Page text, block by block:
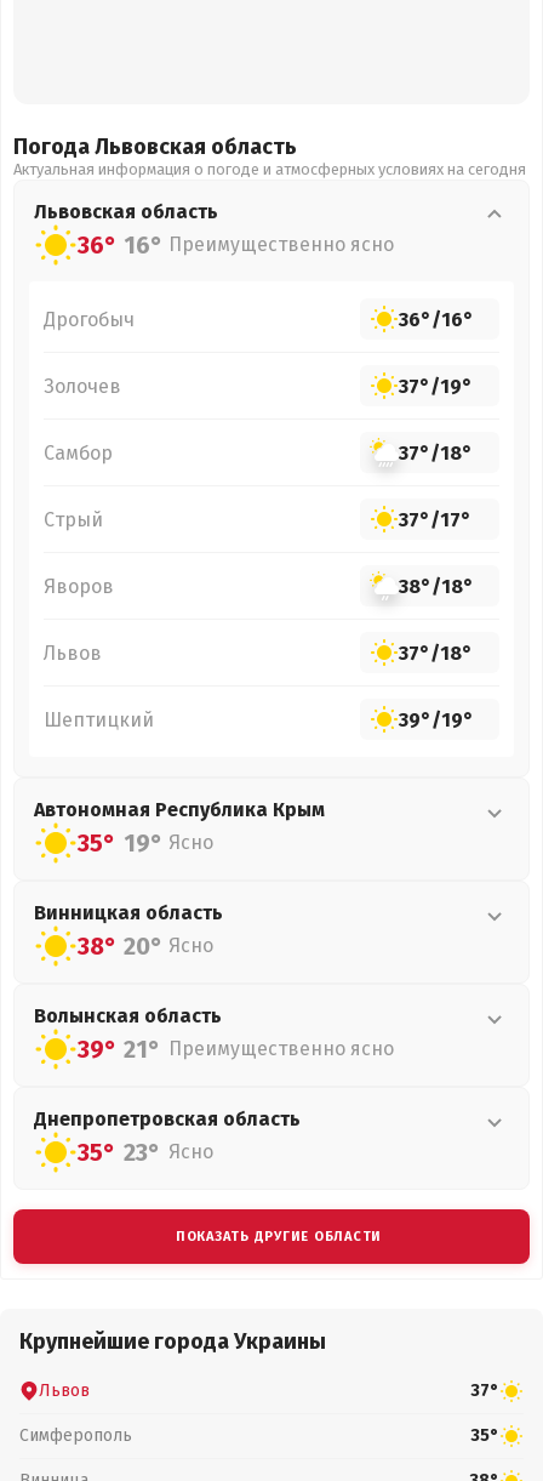
Погода Львовская область
Актуальная информация о погоде и атмосферных условиях на сегодня
Львовская область
36° 16° Преимущественно ясно
Дрогобыч 36°/16°
Золочев 37°/19°
Самбор 37°/18°
Стрый 37°/17°
Яворов 38°/18°
Львов 37°/18°
Шептицкий 39°/19°
Автономная Республика Крым
35° 19° Ясно
Винницкая область
38° 20° Ясно
Волынская область
39° 21° Преимущественно ясно
Днепропетровская область
35° 23° Ясно
ПОКАЗАТЬ ДРУГИЕ ОБЛАСТИ
Крупнейшие города Украины
Львов 37°
Симферополь 35°